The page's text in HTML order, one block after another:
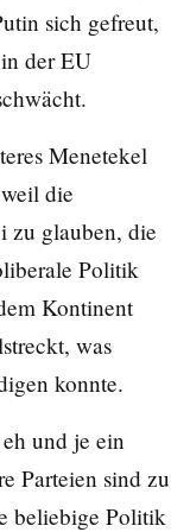
sich gefreut,
der EU
Menetekel
die
zu glauben, die
Politik
Kontinent
was
konnte.
und je ein
Parteien sind zu
beliebige Politik